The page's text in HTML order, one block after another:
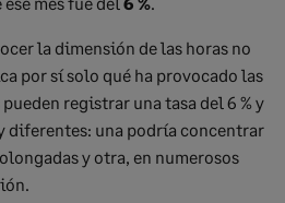
la dimensión de las horas no
por sí solo qué ha provocado las
registrar una tasa del 6 % y
diferentes: una podría concentrar
y otra, en numerosos